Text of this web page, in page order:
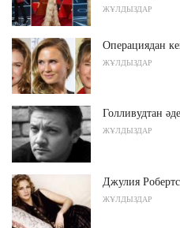
ЖҰЛДЫЗДАР
Операциядан
ЖҰЛДЫЗДАР
Голливудтан
ЖҰЛДЫЗДАР
Джулия
ЖҰЛДЫЗДАР